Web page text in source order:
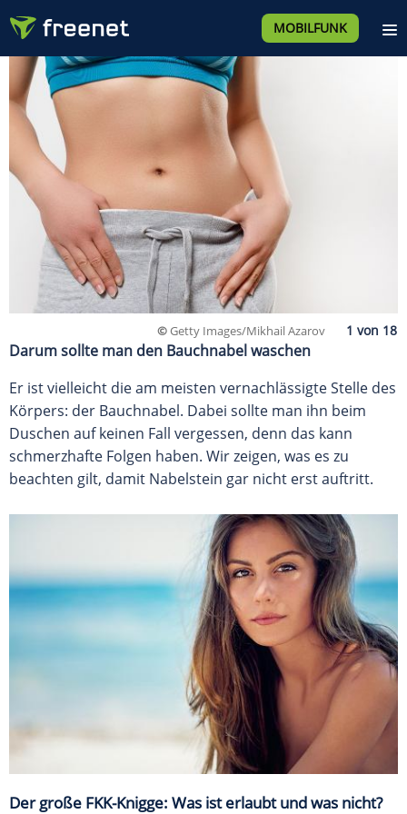
MOBILFUNK
©Getty Images/Mikhail Azarov
Darum sollte man den Bauchnabel waschen
Er ist vielleicht die am meisten vernachlässigte Stelle des
Körpers: der Bauchnabel. Dabei sollte man ihn beim
Duschen auf keinen Fall vergessen, denn das kann
schmerzhafte Folgen haben. Wir zeigen, was es zu
beachten gilt, damit Nabelstein gar nicht erst auftritt.
Der große FKK-Knigge: Was ist erlaubt und was nicht?